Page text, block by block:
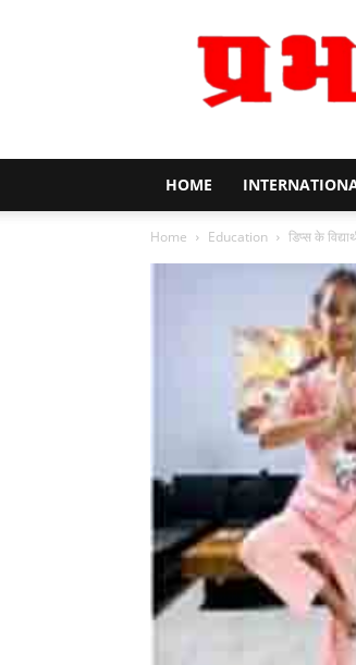
HOME
Home Education डिप्स के